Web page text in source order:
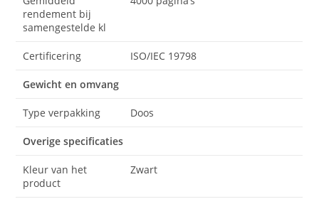
rendement bij
samengestelde kl
Certificering ISO/IEC 19798
Gewicht en omvang
Type verpakking Doos
Overige specificaties
Kleur van het
product
Zwart